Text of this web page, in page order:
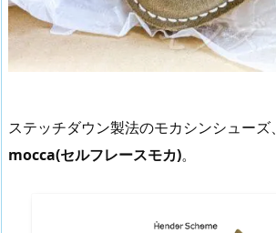
ステッチダウン製法のモカシンシューズ、
mocca(セルフレースモカ)。